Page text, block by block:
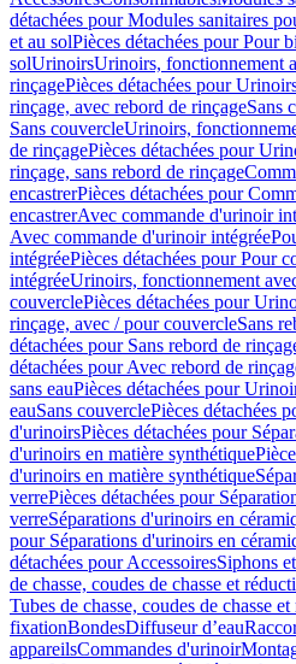
détachées pour Modules sanitaires
et au solPièces détachées pour Pour
solUrinoirsUrinoirs, fonctionnement
rinçagePièces détachées pour
rinçage, avec rebord de rinçageSans
Sans couvercleUrinoirs,
de rinçagePièces détachées pour
rinçage, sans rebord de rinçage
encastrerPièces détachées pour
encastrerAvec commande d'urinoir
Avec commande d'urinoir intégrée
intégréePièces détachées pour Pour
intégréeUrinoirs, fonctionnement
couverclePièces détachées pour
rinçage, avec / pour couvercleSans
détachées pour Sans rebord de
détachées pour Avec rebord de
sans eauPièces détachées pour
eauSans couverclePièces détachées
d'urinoirsPièces détachées pour
d'urinoirs en matière synthétique
d'urinoirs en matière synthétique
verrePièces détachées pour
verreSéparations d'urinoirs en
pour Séparations d'urinoirs en
détachées pour AccessoiresSiphons
de chasse, coudes de chasse et
Tubes de chasse, coudes de chasse
fixationBondesDiffuseur d’eau
appareilsCommandes d'urinoir